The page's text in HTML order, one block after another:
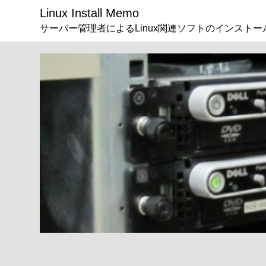
Linux Install Memo
サーバー管理者によるLinux関連ソフトのインストー